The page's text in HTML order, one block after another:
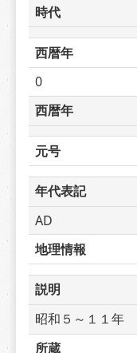
時代
西暦年
0
西暦年
元号
年代表記
AD
地理情報
説明
昭和５～１１年
所蔵